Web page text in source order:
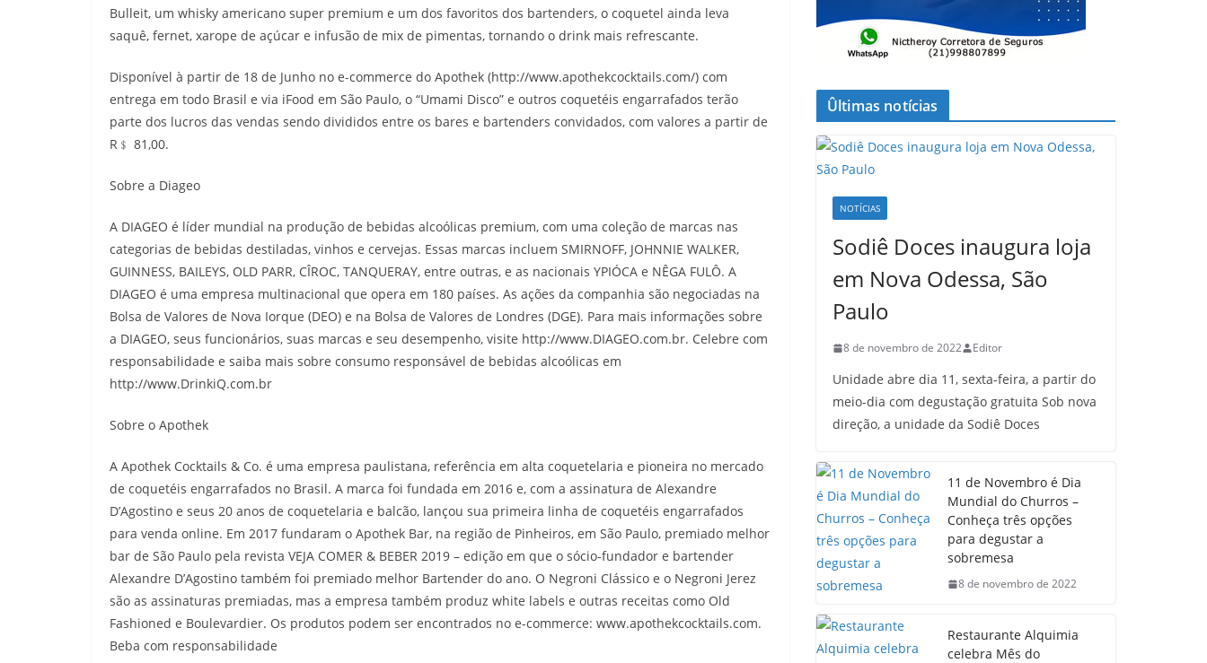
Bulleit, um whisky americano super premium e um dos favoritos dos bartenders, o coquetel ainda leva
saquê, fernet, xarope de açúcar e infusão de mix de pimentas, tornando o drink mais refrescante.
Disponível à partir de 18 de Junho no e-commerce do Apothek (http://www.apothekcocktails.com/) com
entrega em todo Brasil e via iFood em São Paulo, o “Umami Disco” e outros coquetéis engarrafados terão
parte dos lucros das vendas sendo divididos entre os bares e bartenders convidados, com valores a partir de
R﹩ 81,00.
Sobre a Diageo
A DIAGEO é líder mundial na produção de bebidas alcoólicas premium, com uma coleção de marcas nas
categorias de bebidas destiladas, vinhos e cervejas. Essas marcas incluem SMIRNOFF, JOHNNIE WALKER,
GUINNESS, BAILEYS, OLD PARR, CÎROC, TANQUERAY, entre outras, e as nacionais YPIÓCA e NÊGA FULÔ. A
DIAGEO é uma empresa multinacional que opera em 180 países. As ações da companhia são negociadas na
Bolsa de Valores de Nova Iorque (DEO) e na Bolsa de Valores de Londres (DGE). Para mais informações sobre
a DIAGEO, seus funcionários, suas marcas e seu desempenho, visite http://www.DIAGEO.com.br. Celebre com
responsabilidade e saiba mais sobre consumo responsável de bebidas alcoólicas em
http://www.DrinkiQ.com.br
Sobre o Apothek
A Apothek Cocktails & Co. é uma empresa paulistana, referência em alta coquetelaria e pioneira no mercado
de coquetéis engarrafados no Brasil. A marca foi fundada em 2016 e, com a assinatura de Alexandre
D’Agostino e seus 20 anos de coquetelaria e balcão, lançou sua primeira linha de coquetéis engarrafados
para venda online. Em 2017 fundaram o Apothek Bar, na região de Pinheiros, em São Paulo, premiado melhor
bar de São Paulo pela revista VEJA COMER & BEBER 2019 – edição em que o sócio-fundador e bartender
Alexandre D’Agostino também foi premiado melhor Bartender do ano. O Negroni Clássico e o Negroni Jerez
são as assinaturas premiadas, mas a empresa também produz white labels e outras receitas como Old
Fashioned e Boulevardier. Os produtos podem ser encontrados no e-commerce: www.apothekcocktails.com.
Beba com responsabilidade
Ûltimas notícias
NOTÍCIAS
Sodiê Doces inaugura loja
em Nova Odessa, São
Paulo
8 de novembro de 2022 Editor
Unidade abre dia 11, sexta-feira, a partir do
meio-dia com degustação gratuita Sob nova
direção, a unidade da Sodiê Doces
11 de Novembro é Dia
Mundial do Churros –
Conheça três opções
para degustar a
sobremesa
8 de novembro de 2022
Restaurante Alquimia
celebra Mês do